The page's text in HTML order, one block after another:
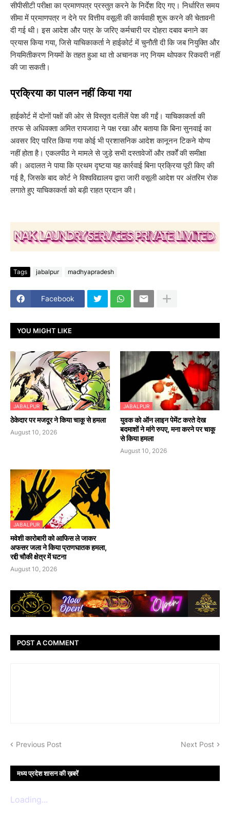
सीपीसीटी परीक्षा का प्रमाणपत्र प्रस्तुत करने के निर्देश दिए गए। निर्धारित समय
सीमा में प्रमाणपत्र न देने पर वित्तीय वसूली की कार्यवाही शुरू करने की चेतावनी
दी गई थी। इस आदेश और पत्र के जरिए कर्मचारी पर दोहरा दबाव बनाने का
प्रयास किया गया, जिसे याचिकाकर्ता ने हाईकोर्ट में चुनौती दी कि जब नियुक्ति और
नियमितीकरण नियमों के तहत हुआ था तो अचानक नए नियम थोपकर रिकवरी नहीं
की जा सकती।
प्रक्रिया का पालन नहीं किया गया
​हाईकोर्ट में दोनों पक्षों की ओर से विस्तृत दलीलें पेश की गईं। याचिकाकर्ता की
तरफ से अधिवक्ता अमित रायजादा ने पक्ष रखा और बताया कि बिना सुनवाई का
अवसर दिए पारित किया गया कोई भी प्रशासनिक आदेश कानूनन टिकने योग्य
नहीं होता है। एकलपीठ ने मामले से जुड़े सभी दस्तावेजों और तर्कों की समीक्षा
की। अदालत ने पाया कि प्रथम दृष्टया यह कार्रवाई बिना प्रक्रिया पूरी किए की
गई है, जिसके बाद कोर्ट ने विश्वविद्यालय द्वारा जारी वसूली आदेश पर अंतरिम रोक
लगाते हुए याचिकाकर्ता को बड़ी राहत प्रदान की।
Tags jabalpur madhyapradesh
Facebook
YOU MIGHT LIKE
JABALPUR
ठेेकेदार पर मजदूर ने किया चाकू से हमला
August 10, 2026
JABALPUR
युवक को ऑन लाइन पेमेंट करते देख
बदमाशों ने मांगे रुपए, मना करने पर चाकू
से किया हमला
August 10, 2026
JABALPUR
मवेशी कारोबारी को आफिस ले जाकर
अफसर जला ने किया प्राणघातक हमला,
रद्दी चौकी क्षेत्र में घटना
August 10, 2026
POST A COMMENT
Previous Post Next Post
मध्य प्रदेश शासन की ख़बरें
Loading...